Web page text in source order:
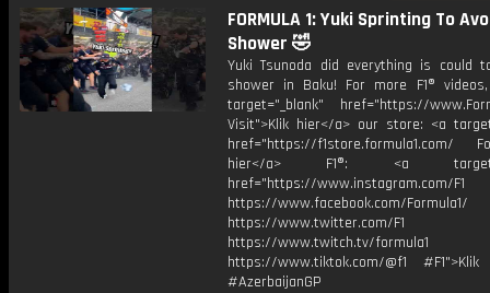
FORMULA 1: Yuki Sprinting To
Shower 🤣
Yuki Tsunoda did everything is could
shower in Baku! For more F1®
target="_blank" href="https://
Visit">Klik hier</a> our store: <a
href="https://f1store.formula1.com/
hier</a> F1®: <a
href="https://www.instagram.com/F1
https://www.facebook.com/Formula1/
https://www.twitter.com/F1
https://www.twitch.tv/formula1
https://www.tiktok.com/@f1
#AzerbaijanGP